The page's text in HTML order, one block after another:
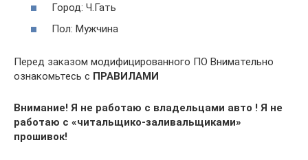
Город: Ч.Гать
Пол: Мужчина
Перед заказом модифицированного ПО Внимательно
ознакомьтесь с ПРАВИЛАМИ
Внимание! Я не работаю с владельцами авто ! Я не
работаю с «читальщико-заливальщиками»
прошивок!